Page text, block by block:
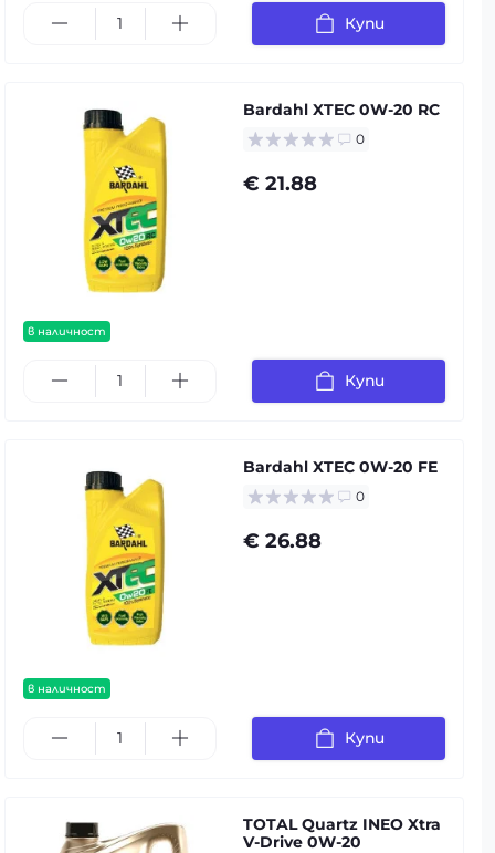
Купи
в наличност
Bardahl XTEC 0W-20 RC
0
€ 21.88
Купи
в наличност
Bardahl XTEC 0W-20 FE
0
€ 26.88
Купи
TOTAL Quartz INEO Xtra
V-Drive 0W-20